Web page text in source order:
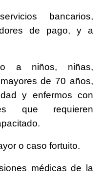
bancarios,
de pago, y a
a niños, niñas,
de 70 años,
y enfermos con
que requieren
o caso fortuito.
médicas de la